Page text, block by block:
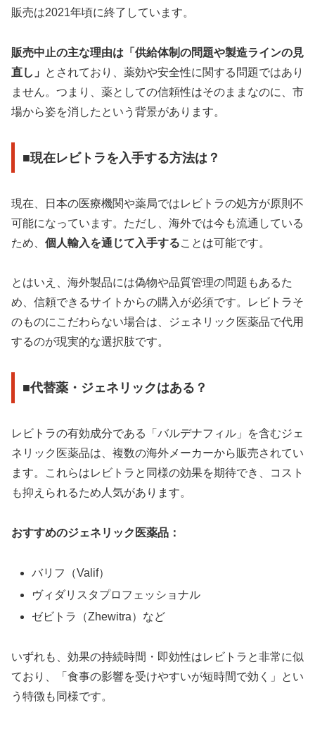
販売は2021年頃に終了しています。
販売中止の主な理由は「供給体制の問題や製造ラインの見
直し」
とされており、薬効や安全性に関する問題ではあり
ません。つまり、薬としての信頼性はそのままなのに、市
場から姿を消したという背景があります。
■現在レビトラを入手する方法は？
現在、日本の医療機関や薬局ではレビトラの処方が原則不
可能になっています。ただし、海外では今も流通している
ため、 個人輸入を通じて入手することは可能です。
とはいえ、海外製品には偽物や品質管理の問題もあるた
め、信頼できるサイトからの購入が必須です。レビトラそ
のものにこだわらない場合は、ジェネリック医薬品で代用
するのが現実的な選択肢です。
■代替薬・ジェネリックはある？
レビトラの有効成分である「バルデナフィル」を含むジェ
ネリック医薬品は、複数の海外メーカーから販売されてい
ます。これらはレビトラと同様の効果を期待でき、コスト
も抑えられるため人気があります。
おすすめのジェネリック医薬品：
バリフ（Valif）
ヴィダリスタプロフェッショナル
ゼビトラ（Zhewitra）など
いずれも、効果の持続時間・即効性はレビトラと非常に似
ており、「食事の影響を受けやすいが短時間で効く」とい
う特徴も同様です。